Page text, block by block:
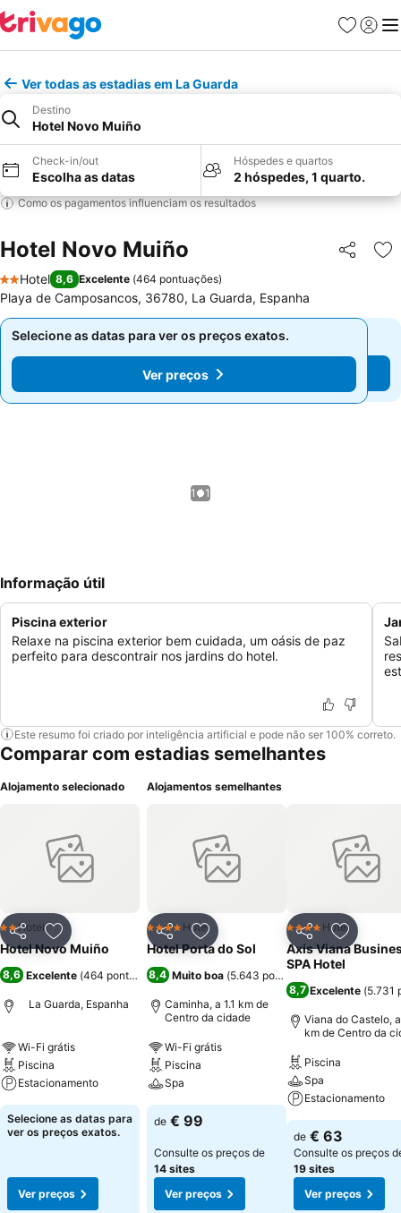
Favoritos
Iniciar
Ver todas as estadias em La Guarda
Destino
Hotel Novo Muiño
Check-in/out
Escolha as datas
Hóspedes e quartos
2 hóspedes, 1 quarto.
Como os pagamentos influenciam os resultados
Hotel Novo Muiño Partilhar
2 Estrelas
Hotel 8,6 Excelente (464 pontuações)
Playa de Camposancos, 36780, La Guarda, Espanha
Selecione as datas para ver os preços exatos.
Ver preços
Selecione as datas para ver os preços exatos.
Ver preços
1 / 1
Informação útil
Piscina exterior
Relaxe na piscina exterior bem cuidada, um oásis de paz
perfeito para descontrair nos jardins do hotel.
Este resumo foi criado por inteligência artificial e pode não ser 100% correto.
Comparar com estadias semelhantes
Alojamento selecionado
PartilharAdicionar aos favoritos
2 Estrelas
Hotel
Hotel Novo Muiño
8,6 Excelente (464 pontuações)
La Guarda, Espanha
Wi-Fi grátis
Piscina
Estacionamento
Selecione as datas para
ver os preços exatos.
Ver preços
Alojamentos semelhantes
PartilharAdicionar aos favoritos
4 EstrelasHotel
Hotel Porta do Sol
8,4 Muito boa (5.643 pontuações
Caminha, a 1.1 km de
Centro da cidade
Wi-Fi grátis
Piscina
Spa
de € 99
Consulte os preços de
14 sites
Ver preços
Partilhar
4 EstrelasHotel
Axis Viana
SPA Hotel
8,7 Excelente (5.731
Viana do Castelo,
km de Centro da
Piscina
Spa
Estacionamento
de € 63
Consulte os preços
19 sites
Ver preços